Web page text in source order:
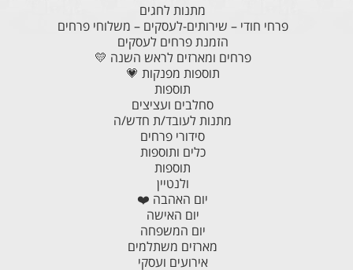
מתנות לחגים
פרחי חודי – שירותים-לעסקים – משלוחי פרחים
הזמנת פרחים לעסקים
פרחים ומארזים לראש השנה 💛
תוספות מפנקות 💗
תוספות
סחלבים ועציצים
מתנות לעובד/ת חדש/ה
סידורי פרחים
כלים ותוספות
תוספות
ולנטיין
יום האהבה ❤️
יום האישה
יום המשפחה
מארזים משתלמים
אירועים ועסקי